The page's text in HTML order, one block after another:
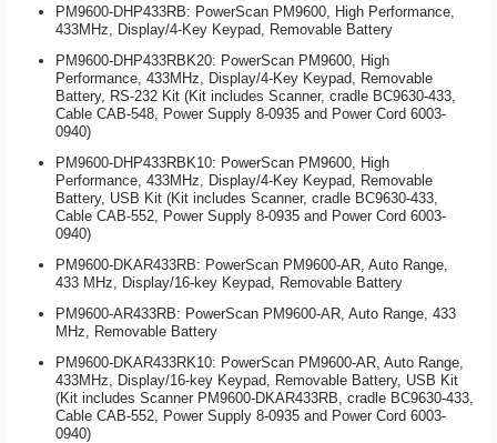
PM9600-DHP433RB: PowerScan PM9600, High Performance,
433MHz, Display/4-Key Keypad, Removable Battery
PM9600-DHP433RBK20: PowerScan PM9600, High
Performance, 433MHz, Display/4-Key Keypad, Removable
Battery, RS-232 Kit (Kit includes Scanner, cradle BC9630-433,
Cable CAB-548, Power Supply 8-0935 and Power Cord 6003-
0940)
PM9600-DHP433RBK10: PowerScan PM9600, High
Performance, 433MHz, Display/4-Key Keypad, Removable
Battery, USB Kit (Kit includes Scanner, cradle BC9630-433,
Cable CAB-552, Power Supply 8-0935 and Power Cord 6003-
0940)
PM9600-DKAR433RB: PowerScan PM9600-AR, Auto Range,
433 MHz, Display/16-key Keypad, Removable Battery
PM9600-AR433RB: PowerScan PM9600-AR, Auto Range, 433
MHz, Removable Battery
PM9600-DKAR433RK10: PowerScan PM9600-AR, Auto Range,
433MHz, Display/16-key Keypad, Removable Battery, USB Kit
(Kit includes Scanner PM9600-DKAR433RB, cradle BC9630-433,
Cable CAB-552, Power Supply 8-0935 and Power Cord 6003-
0940)